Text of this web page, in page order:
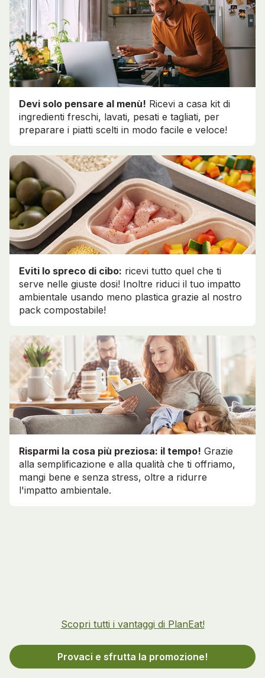
Devi solo pensare al menù! Ricevi a casa kit di
ingredienti freschi, lavati, pesati e tagliati, per
preparare i piatti scelti in modo facile e veloce!
Eviti lo spreco di cibo: ricevi tutto quel che ti
serve nelle giuste dosi! Inoltre riduci il tuo impatto
ambientale usando meno plastica grazie al nostro
pack compostabile!
Risparmi la cosa più preziosa: il tempo! Grazie
alla semplificazione e alla qualità che ti offriamo,
mangi bene e senza stress, oltre a ridurre
l'impatto ambientale.
Scopri tutti i vantaggi di PlanEat!
Provaci e sfrutta la promozione!